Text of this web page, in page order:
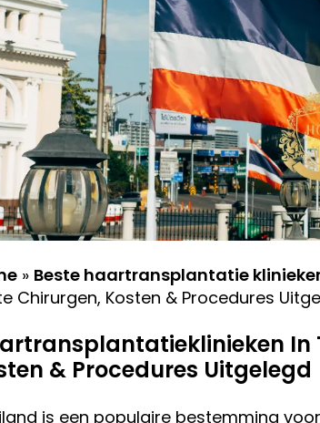
» Beste haartransplantatie
Chirurgen, Kosten & Procedures
In
& Procedures Uitgelegd
is een populaire bestemming